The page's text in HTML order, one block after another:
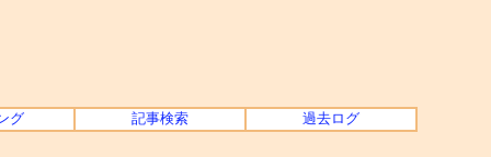
グ 記事検索 過去ログ